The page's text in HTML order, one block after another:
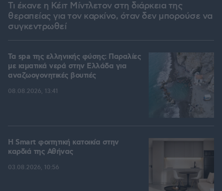
Τι έκανε η Κέιτ Μίντλετον στη διάρκεια της
θεραπείας για τον καρκίνο, όταν δεν μπορούσε να
συγκεντρωθεί
Τα spa της ελληνικής φύσης: Παραλίες
με ιαματικά νερά στην Ελλάδα για
αναζωογονητικές βουτιές
08.08.2026, 13:41
Η Smart φοιτητική κατοικία στην
καρδιά της Αθήνας
03.08.2026, 10:56